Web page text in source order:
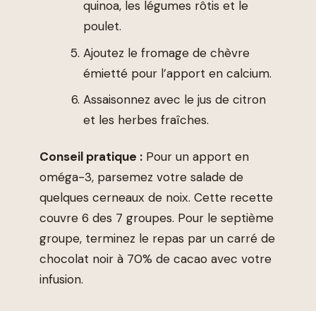
quinoa, les légumes rôtis et le
poulet.
Ajoutez le fromage de chèvre
émietté pour l’apport en calcium.
Assaisonnez avec le jus de citron
et les herbes fraîches.
Conseil pratique : Pour un apport en
oméga-3, parsemez votre salade de
quelques cerneaux de noix. Cette recette
couvre 6 des 7 groupes. Pour le septième
groupe, terminez le repas par un carré de
chocolat noir à 70% de cacao avec votre
infusion.